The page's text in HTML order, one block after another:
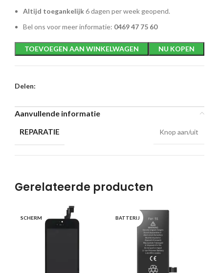
Altijd toegankelijk6 dagen per week geopend.
Bel ons voor meer informatie: 0469 47 75 60
TOEVOEGEN AAN WINKELWAGEN NU KOPEN
Delen:
Aanvullende informatie
REPARATIE Knop aan/uit
Gerelateerde producten
SCHERM BATTERIJ